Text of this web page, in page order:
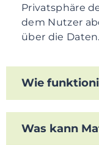
Privatsphäre
dem Nutzer
über die Daten.
Wie
Matomo die
Was kann